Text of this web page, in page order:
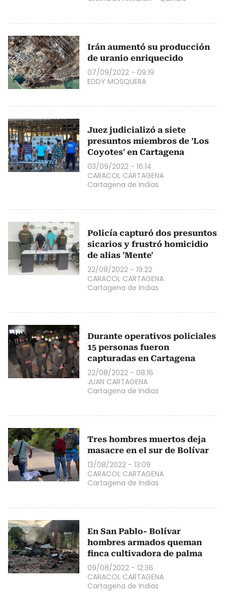
Irán aumentó su producción
de uranio enriquecido
07/09/2022 - 09:19
EDDY MOSQUERA
Juez judicializó a siete
presuntos miembros de 'Los
Coyotes' en Cartagena
03/09/2022 - 16:14
CARACOL CARTAGENA
Cartagena de Indias
Policía capturó dos presuntos
sicarios y frustró homicidio
de alias 'Mente'
22/08/2022 - 19:22
CARACOL CARTAGENA
Cartagena de Indias
Durante operativos policiales
15 personas fueron
capturadas en Cartagena
22/08/2022 - 08:16
JUAN CARTAGENA
Cartagena de Indias
Tres hombres muertos deja
masacre en el sur de Bolívar
13/08/2022 - 13:09
CARACOL CARTAGENA
Cartagena de Indias
En San Pablo- Bolívar
hombres armados queman
finca cultivadora de palma
09/08/2022 - 12:36
CARACOL CARTAGENA
Cartagena de Indias